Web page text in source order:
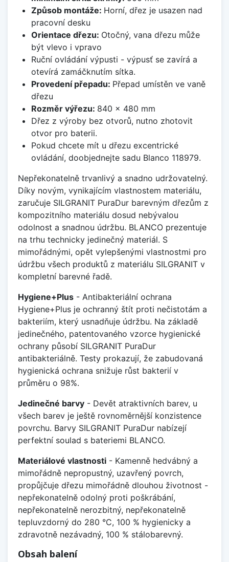
Způsob montáže: Horní, dřez je usazen nad
pracovní desku
Orientace dřezu: Otočný, vana dřezu může
být vlevo i vpravo
Ruční ovládání výpusti - výpusť se zavírá a
otevírá zamáčknutím sítka.
Provedení přepadu: Přepad umístěn ve vaně
dřezu
Rozměr výřezu: 840 x 480 mm
Dřez z výroby bez otvorů, nutno zhotovit
otvor pro baterii.
Pokud chcete mít u dřezu excentrické
ovládání, doobjednejte sadu Blanco 118979.
Nepřekonatelně trvanlivý a snadno udržovatelný.
Díky novým, vynikajícím vlastnostem materiálu,
zaručuje SILGRANIT PuraDur barevným dřezům z
kompozitního materiálu dosud nebývalou
odolnost a snadnou údržbu. BLANCO prezentuje
na trhu technicky jedinečný materiál. S
mimořádnými, opět vylepšenými vlastnostmi pro
údržbu všech produktů z materiálu SILGRANIT v
kompletní barevné řadě.
Hygiene+Plus - Antibakteriální ochrana
Hygiene+Plus je ochranný štít proti nečistotám a
bakteriím, který usnadňuje údržbu. Na základě
jedinečného, patentovaného vzorce hygienické
ochrany působí SILGRANIT PuraDur
antibakteriálně. Testy prokazují, že zabudovaná
hygienická ochrana snižuje růst bakterií v
průměru o 98%.
Jedinečné barvy - Devět atraktivních barev, u
všech barev je ještě rovnoměrnější konzistence
povrchu. Barvy SILGRANIT PuraDur nabízejí
perfektní soulad s bateriemi BLANCO.
Materiálové vlastnosti - Kamenně hedvábný a
mimořádně nepropustný, uzavřený povrch,
propůjčuje dřezu mimořádně dlouhou životnost -
nepřekonatelně odolný proti poškrábání,
nepřekonatelně nerozbitný, nepřekonatelně
tepluvzdorný do 280 °C, 100 % hygienicky a
zdravotně nezávadný, 100 % stálobarevný.
Obsah balení